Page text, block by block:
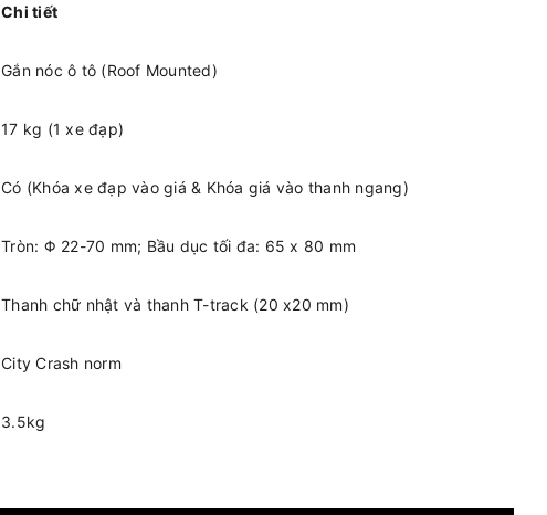
Chi tiết
Gắn nóc ô tô (Roof Mounted)
17 kg (1 xe đạp)
Có (Khóa xe đạp vào giá & Khóa giá vào thanh ngang)
Tròn: Φ 22-70 mm; Bầu dục tối đa: 65 x 80 mm
Thanh chữ nhật và thanh T-track (20 x20 mm)
City Crash norm
3.5kg